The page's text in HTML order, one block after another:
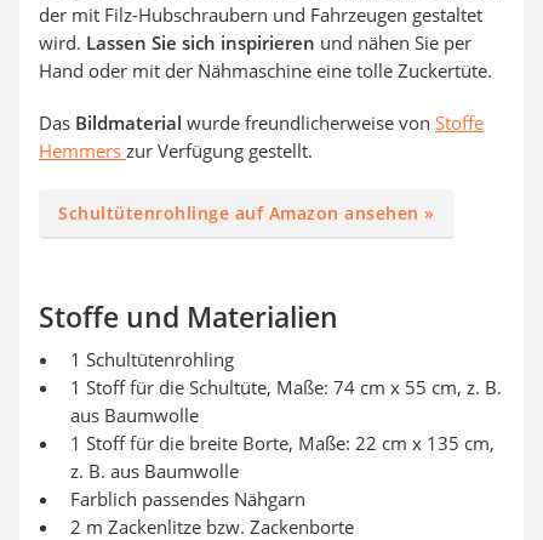
der mit Filz-Hubschraubern und Fahrzeugen gestaltet
wird. Lassen Sie sich inspirieren und nähen Sie per
Hand oder mit der Nähmaschine eine tolle Zuckertüte.
Das Bildmaterial wurde freundlicherweise von Stoffe
Hemmers zur Verfügung gestellt.
Schultütenrohlinge auf Amazon ansehen »
Stoffe und Materialien
1 Schultütenrohling
1 Stoff für die Schultüte, Maße: 74 cm x 55 cm, z. B.
aus Baumwolle
1 Stoff für die breite Borte, Maße: 22 cm x 135 cm,
z. B. aus Baumwolle
Farblich passendes Nähgarn
2 m Zackenlitze bzw. Zackenborte